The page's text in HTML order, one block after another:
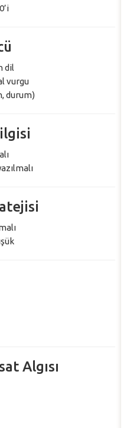
dil
vurgu
durum)
Algısı